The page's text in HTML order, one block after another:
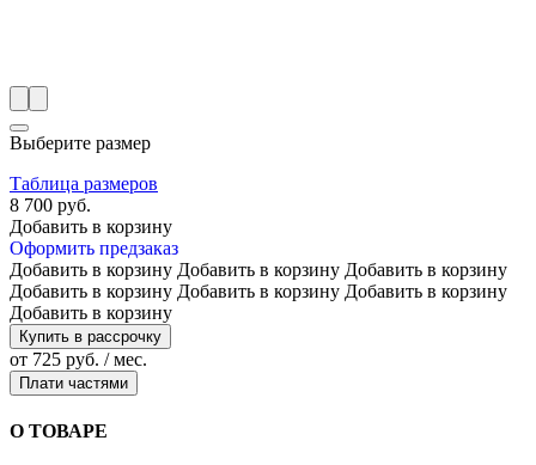
Выберите размер
Таблица размеров
8 700 руб.
Добавить в корзину
Оформить предзаказ
Добавить в корзину Добавить в корзину Добавить в корзину
Добавить в корзину Добавить в корзину Добавить в корзину
Добавить в корзину
Купить в рассрочку
от 725 руб. / мес.
Плати частями
О ТОВАРЕ